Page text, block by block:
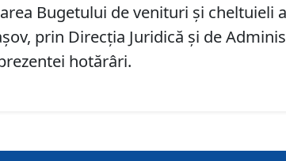
Bugetului de venituri şi cheltuieli
prin Direcţia Juridică şi de
hotărâri.